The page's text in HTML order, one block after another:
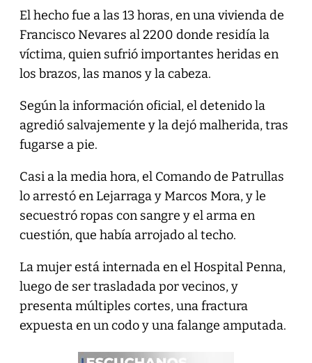
El hecho fue a las 13 horas, en una vivienda de
Francisco Nevares al 2200 donde residía la
víctima, quien sufrió importantes heridas en
los brazos, las manos y la cabeza.
Según la información oficial, el detenido la
agredió salvajemente y la dejó malherida, tras
fugarse a pie.
Casi a la media hora, el Comando de Patrullas
lo arrestó en Lejarraga y Marcos Mora, y le
secuestró ropas con sangre y el arma en
cuestión, que había arrojado al techo.
La mujer está internada en el Hospital Penna,
luego de ser trasladada por vecinos, y
presenta múltiples cortes, una fractura
expuesta en un codo y una falange amputada.